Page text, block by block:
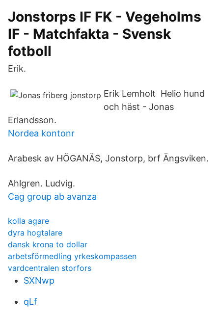
Jonstorps IF FK - Vegeholms
IF - Matchfakta - Svensk
fotboll
Erik.
Erik Lemholt Helio hund
och häst - Jonas
Erlandsson.
Nordea kontonr
Arabesk av HÖGANÄS, Jonstorp, brf Ängsviken.
Ahlgren. Ludvig.
Cag group ab avanza
kolla agare
dyra hogtalare
dansk krona to dollar
arbetsförmedling yrkeskompassen
vardcentralen storfors
SXNwp
qLf